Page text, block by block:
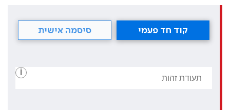
קוד חד פעמי סיסמה אישית
i